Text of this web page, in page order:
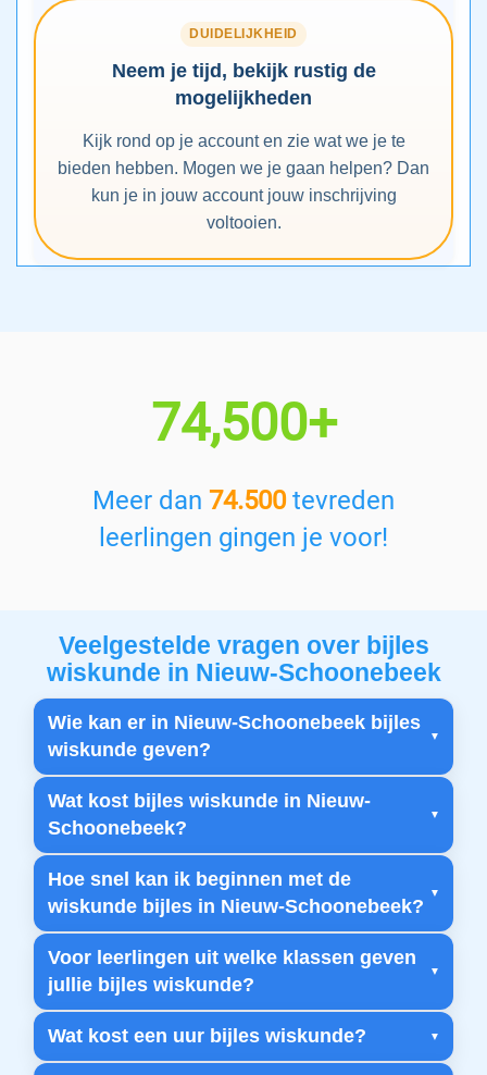
DUIDELIJKHEID
Neem je tijd, bekijk rustig de
mogelijkheden
Kijk rond op je account en zie wat we je te
bieden hebben. Mogen we je gaan helpen? Dan
kun je in jouw account jouw inschrijving
voltooien.
74,500+
Meer dan 74.500tevreden
leerlingen gingen je voor!
Veelgestelde vragen over bijles
wiskunde in Nieuw-Schoonebeek
Wie kan er in Nieuw-Schoonebeek bijles
wiskunde geven?
Wat kost bijles wiskunde in Nieuw-
Schoonebeek?
Hoe snel kan ik beginnen met de
wiskunde bijles in Nieuw-Schoonebeek?
Voor leerlingen uit welke klassen geven
jullie bijles wiskunde?
Wat kost een uur bijles wiskunde?